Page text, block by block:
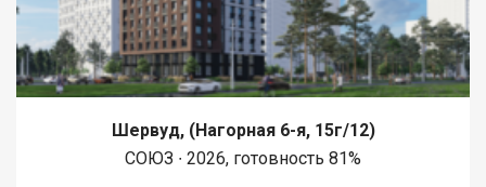
Шервуд, (Нагорная 6-я, 15г/12)
СОЮЗ ∙ 2026, готовность 81%